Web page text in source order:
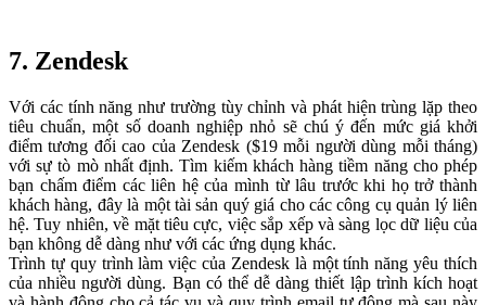
7. Zendesk
Với các tính năng như trường tùy chỉnh và phát hiện trùng lặp theo
tiêu chuẩn, một số doanh nghiệp nhỏ sẽ chú ý đến mức giá khởi
điểm tương đối cao của Zendesk ($19 mỗi người dùng mỗi tháng)
với sự tò mò nhất định. Tìm kiếm khách hàng tiềm năng cho phép
bạn chấm điểm các liên hệ của mình từ lâu trước khi họ trở thành
khách hàng, đây là một tài sản quý giá cho các công cụ quản lý liên
hệ. Tuy nhiên, về mặt tiêu cực, việc sắp xếp và sàng lọc dữ liệu của
bạn không dễ dàng như với các ứng dụng khác.
Trình tự quy trình làm việc của Zendesk là một tính năng yêu thích
của nhiều người dùng. Bạn có thể dễ dàng thiết lập trình kích hoạt